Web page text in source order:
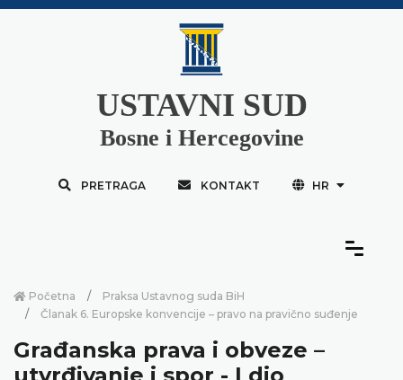
USTAVNI SUD
Bosne i Hercegovine
PRETRAGA KONTAKT HR
Početna
Praksa Ustavnog suda BiH
Članak 6. Europske konvencije – pravo na pravično suđenje
Građanska prava i obveze –
utvrđivanje i spor - I dio